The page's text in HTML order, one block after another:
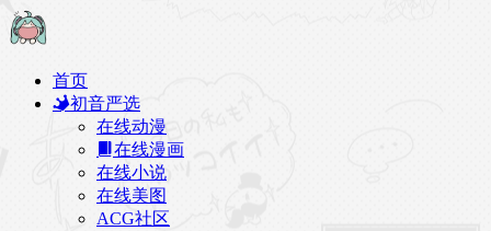
首页
初音严选
在线动漫
在线漫画
在线小说
在线美图
ACG社区